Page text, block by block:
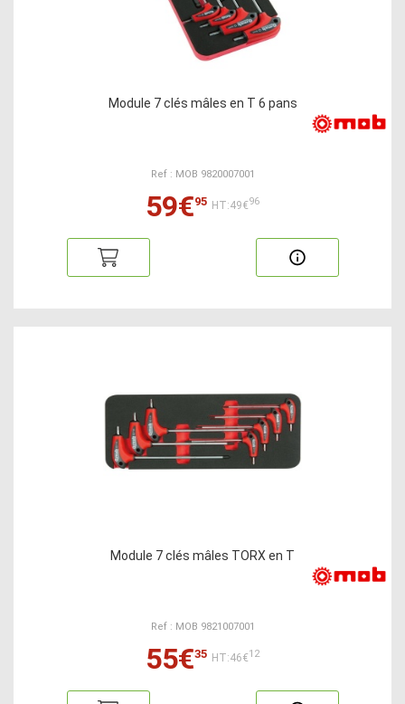
Module 7 clés mâles en T 6 pans
Ref : MOB 9820007001
59€95 HT:49€96
Module 7 clés mâles TORX en T
Ref : MOB 9821007001
55€35 HT:46€12